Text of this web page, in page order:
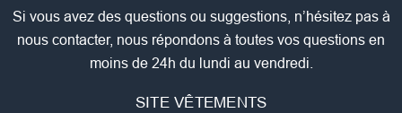
Si vous avez des questions ou suggestions, n’hésitez pas à
nous contacter, nous répondons à toutes vos questions en
moins de 24h du lundi au vendredi.
SITE VÊTEMENTS